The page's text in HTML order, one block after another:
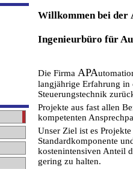
Willkommen bei der
Ingenieurbüro für
Die Firma APA
langjährige Erfahrung
Steuerungstechnik
Projekte aus fast allen
kompetenten
Unser Ziel ist es
Standardkomponente
kostenintensiven Anteil
gering zu halten.